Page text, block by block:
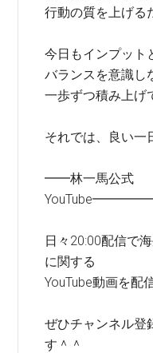
行動の質を上げる
今日もインプット
バランスを意識し
一歩ずつ積み上げ
それでは、良い一
━━林一馬公式
日々20:00配信で
に関する
YouTube動画を配
ぜひチャンネル登
す＾＾